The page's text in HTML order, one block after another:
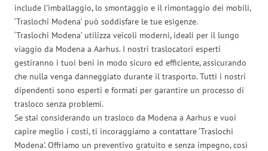
include l’imballaggio, lo smontaggio e il rimontaggio dei mobili,
‘Traslochi Modena’ può soddisfare le tue esigenze.
‘Traslochi Modena’ utilizza veicoli moderni, ideali per il lungo
viaggio da Modena a Aarhus. I nostri traslocatori esperti
gestiranno i tuoi beni in modo sicuro ed efficiente, assicurando
che nulla venga danneggiato durante il trasporto. Tutti i nostri
dipendenti sono esperti e formati per garantire un processo di
trasloco senza problemi.
Se stai considerando un trasloco da Modena a Aarhus e vuoi
capire meglio i costi, ti incoraggiamo a contattare ‘Traslochi
Modena’. Offriamo un preventivo gratuito e senza impegno, così